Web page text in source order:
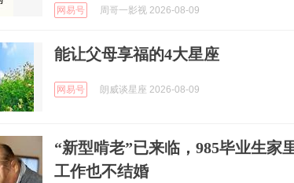
网易号 周哥一影视 2026-08-09
能让父母享福的4大星座
网易号 朗威谈星座 2026-08-09
“新型啃老”已来临，985毕业生家
工作也不结婚